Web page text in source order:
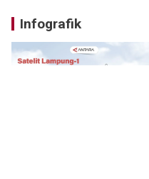
Infografik